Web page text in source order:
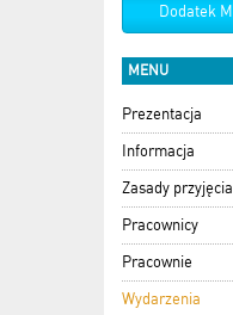
Dodatek
MENU
Prezentacja
Informacja
Zasady przyjęcia
Pracownicy
Pracownie
Wydarzenia